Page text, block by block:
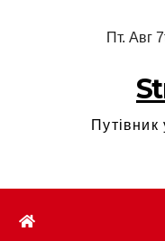
Пт. Авг
Путівник